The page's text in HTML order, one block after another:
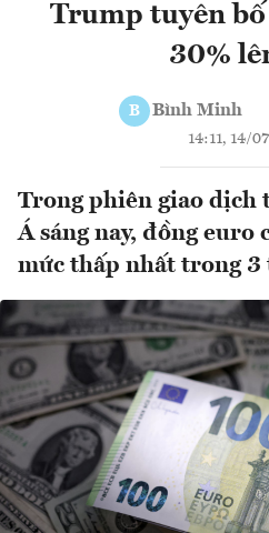
Trump tuyên
30%
B Bình Minh
14:11, 14/
Trong phiên giao dịch
Á sáng nay, đồng euro
mức thấp nhất trong 3